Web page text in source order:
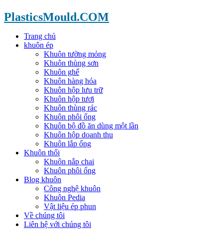
PlasticsMould.COM
Trang chủ
khuôn ép
Khuôn tường mỏng
Khuôn thùng sơn
Khuôn ghế
Khuôn hàng hóa
Khuôn hộp lưu trữ
Khuôn hộp tươi
Khuôn thùng rác
Khuôn phôi ống
Khuôn bộ đồ ăn dùng một lần
Khuôn hộp doanh thu
Khuôn lắp ống
Khuôn thổi
Khuôn nắp chai
Khuôn phôi ống
Blog khuôn
Công nghệ khuôn
Khuôn Pedia
Vật liệu ép phun
Về chúng tôi
Liên hệ với chúng tôi